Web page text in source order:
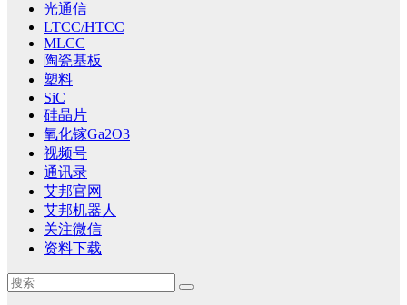
光通信
LTCC/HTCC
MLCC
陶瓷基板
塑料
SiC
硅晶片
氧化镓Ga2O3
视频号
通讯录
艾邦官网
艾邦机器人
关注微信
资料下载